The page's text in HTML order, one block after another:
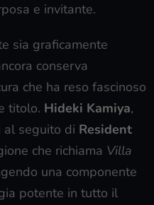
e invitante.
sia graficamente
conserva
che ha reso fascinoso
titolo. Hideki Kamiya,
seguito di Resident
che richiama Villa
una componente
potente in tutto il